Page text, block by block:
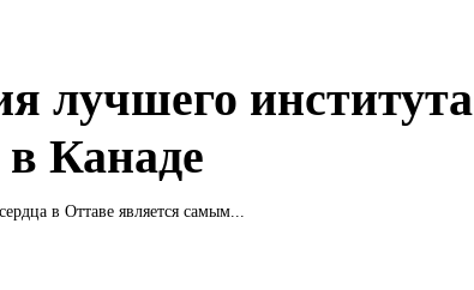
лучшего института
в Канаде
в Оттаве является самым...